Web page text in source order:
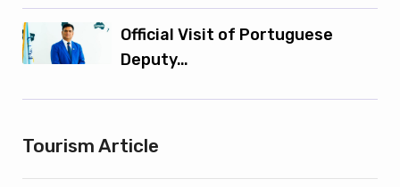
Official Visit of Portuguese
Deputy…
Tourism Article